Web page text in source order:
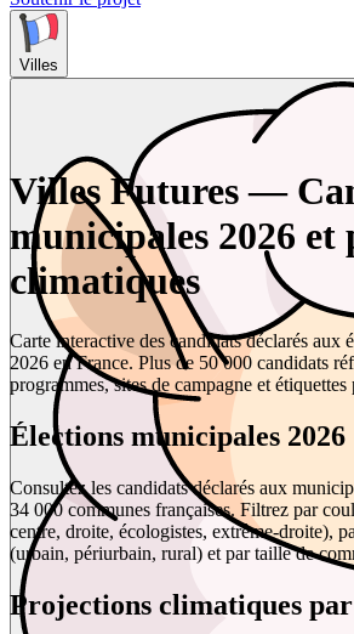
Villes
Villes Futures —
municipales 2026 et
climatiques
Carte interactive des candidats déclarés aux
2026 en France. Plus de 50 000 candidats
programmes, sites de campagne et
Élections municipales 2026
Consultez les candidats déclarés aux
34 000 communes françaises. Filtrez par
centre, droite, écologistes, extrême-droite),
(urbain, périurbain, rural) et par taille de
Projections climatiques